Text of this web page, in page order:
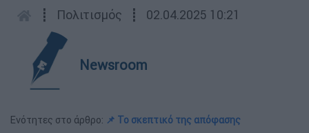
┋ Πολιτισμός ┋ 02.04.2025 10:21
Newsroom
Ενότητες στο άρθρο: 📌 Το σκεπτικό της απόφασης